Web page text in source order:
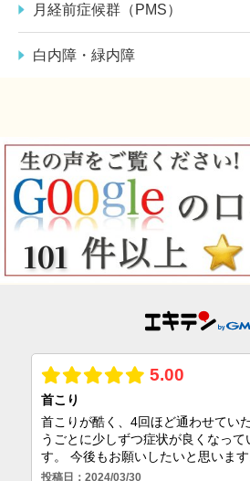
月経前症候群（PMS）
白内障・緑内障
101